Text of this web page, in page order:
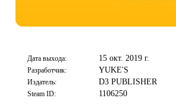
Дата выхода: 15 окт. 2019 г.
Разработчик: YUKE'S
Издатель: D3 PUBLISHER
Steam ID: 1106250